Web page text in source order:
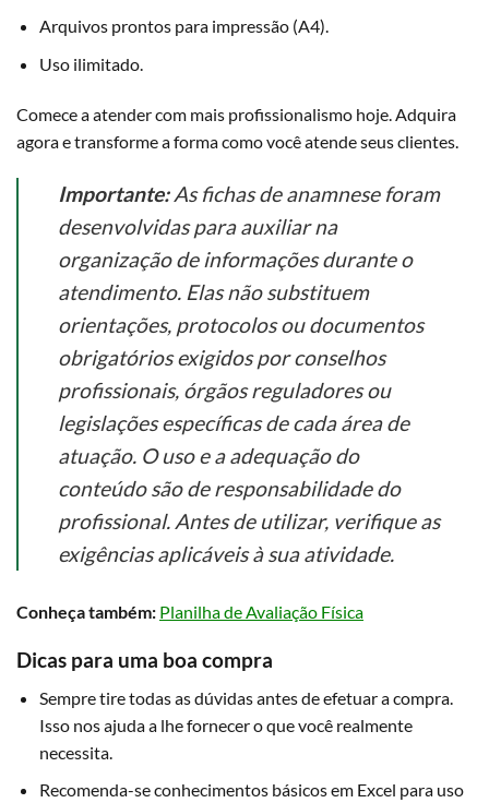
Arquivos prontos para impressão (A4).
Uso ilimitado.
Comece a atender com mais profissionalismo hoje. Adquira
agora e transforme a forma como você atende seus clientes.
Importante:As fichas de anamnese foram
desenvolvidas para auxiliar na
organização de informações durante o
atendimento. Elas não substituem
orientações, protocolos ou documentos
obrigatórios exigidos por conselhos
profissionais, órgãos reguladores ou
legislações específicas de cada área de
atuação. O uso e a adequação do
conteúdo são de responsabilidade do
profissional. Antes de utilizar, verifique as
exigências aplicáveis à sua atividade.
Conheça também: Planilha de Avaliação Física
Dicas para uma boa compra
Sempre tire todas as dúvidas antes de efetuar a compra.
Isso nos ajuda a lhe fornecer o que você realmente
necessita.
Recomenda-se conhecimentos básicos em Excel para uso